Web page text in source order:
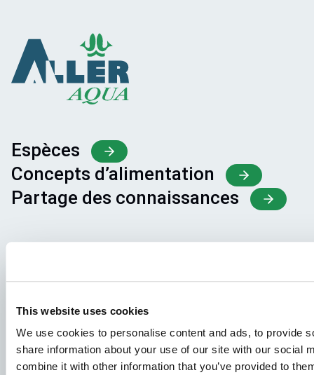
This website uses cookies
We use cookies to personalise content and ads, to provide
share information about your use of our site with our social
combine it with other information that you’ve provided to
Espèces
Concepts d’alimentation
Partage des connaissances
Nous nous réjouissons de la lire !
Consultez nos offres d'emploi